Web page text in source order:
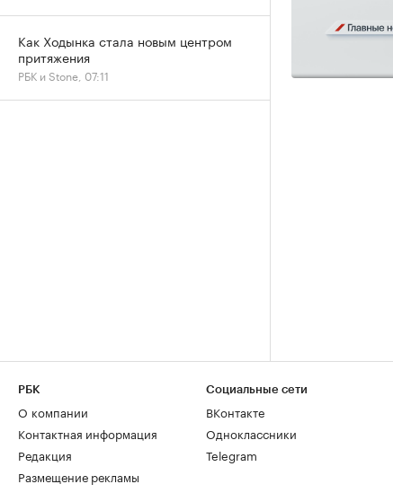
Как Ходынка стала новым центром
притяжения
РБК и Stone, 07:11
РБК
О компании
Контактная информация
Редакция
Размещение рекламы
Социальные сети
ВКонтакте
Одноклассники
Telegram